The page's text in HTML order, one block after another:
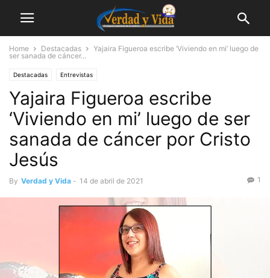
Home Destacadas
Yajaira Figueroa escribe ‘Viviendo en mi’ luego de
ser sanada de cáncer...
Destacadas Entrevistas
Yajaira Figueroa escribe
‘Viviendo en mi’ luego de ser
sanada de cáncer por Cristo
Jesús
By Verdad y Vida - 14 de abril de 2021 1